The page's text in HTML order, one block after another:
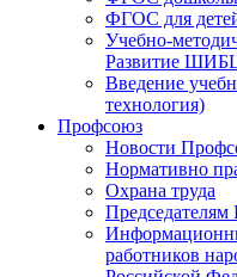
ФГОС для
Учебно-
Развитие
Введение
технология)
Профсоюз
Новости
Нормативно
Охрана труда
работников